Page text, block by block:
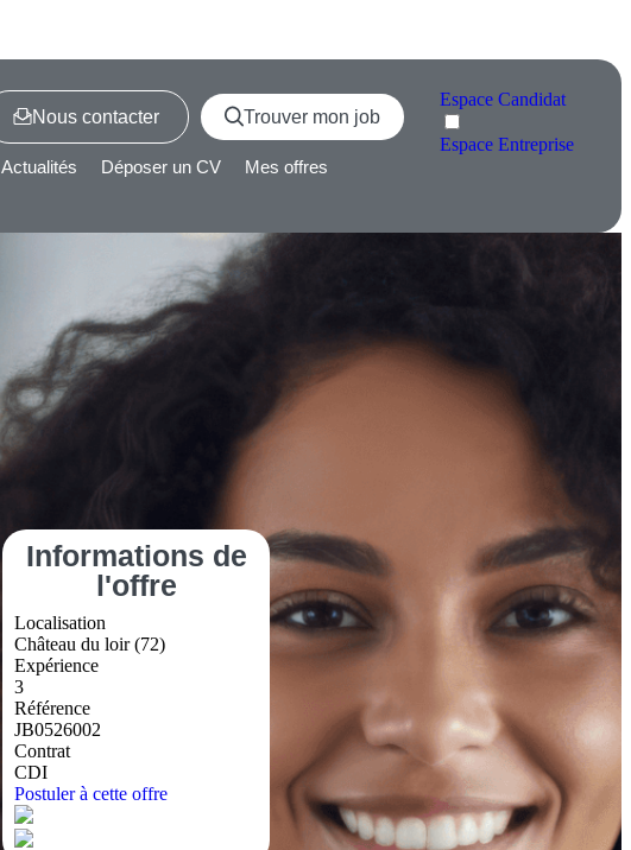
Nous contacter Trouver mon job
EspaceCandidat
EspaceEntreprise
Actualités Déposer un CV Mes offres
Informations de
l'offre
Localisation
Château du loir (72)
Expérience
3
Référence
JB0526002
Contrat
CDI
Postuler à cette offre